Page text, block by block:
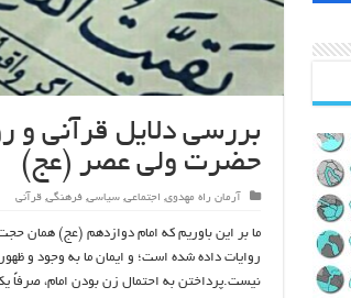
بررسی دلایل قرآنی و
حضرت ولی عصر (عج)
آرمان راه مهدوی, اجتماعی,سیاسی,فرهنگی,قرآنی
ما بر این باوریم که امام دوازدهم (عج) همان
روایات داده شده است؛ و ایمان ما به وجود و
نیست.پرداختن به احتمال زن بودن امام، صرفاً